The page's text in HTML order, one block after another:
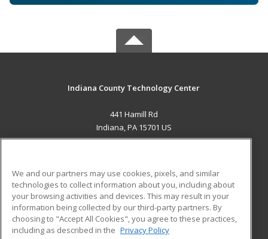
Indiana County Technology Center
441 Hamill Rd
Indiana, PA 15701 US
ADDITIONAL RESOURCES
Military
Financial Assistance
Help
Student Blog
We and our partners may use cookies, pixels, and similar
technologies to collect information about you, including about
your browsing activities and devices. This may result in your
information being collected by our third-party partners. By
choosing to "Accept All Cookies", you agree to these practices,
including as described in the Privacy Policy